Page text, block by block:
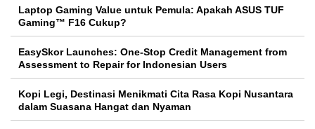
Laptop Gaming Value untuk Pemula: Apakah ASUS TUF
Gaming™ F16 Cukup?
EasySkor Launches: One-Stop Credit Management from
Assessment to Repair for Indonesian Users
Kopi Legi, Destinasi Menikmati Cita Rasa Kopi Nusantara
dalam Suasana Hangat dan Nyaman